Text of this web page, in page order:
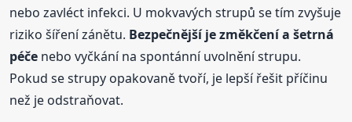
nebo zavléct infekci. U mokvavých strupů se tím zvyšuje
riziko šíření zánětu. Bezpečnější je změkčení a šetrná
péče nebo vyčkání na spontánní uvolnění strupu.
Pokud se strupy opakovaně tvoří, je lepší řešit příčinu
než je odstraňovat.